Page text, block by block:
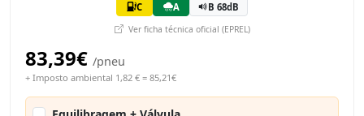
C A B 68dB
Ver ficha técnica oficial (EPREL)
83,39€ /pneu
+ Imposto ambiental 1,82 € = 85,21€